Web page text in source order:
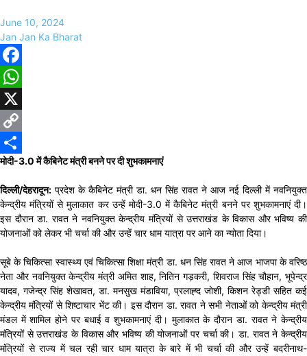
June 10, 2024
Jan Jan Ka Bharat
Facebook
WhatsApp
X
Copy
Link
Share
मोदी-3.0 में कैबिनेट मंत्री बनने पर दी शुभकामनाएं
दिल्ली/देहरादून: प्रदेश के कैबिनेट मंत्री डा. धन सिंह रावत ने आज नई दिल्ली में नवनियुक्त
केन्द्रीय मंत्रियों से मुलाकात कर उन्हें मोदी-3.0 में कैबिनेट मंत्री बनने पर शुभकामनाएं दी।
इस दौरान डा. रावत ने नवनियुक्त केन्द्रीय मंत्रियों से उत्तराखंड के विकास और भविष्य की
योजनाओं को लेकर भी चर्चा की और उन्हें चार धाम यात्रा पर आने का न्योता दिया।
सूबे के चिकित्सा स्वास्थ्य एवं चिकित्सा शिक्षा मंत्री डा. धन सिंह रावत ने आज भाजपा के वरिष्ठ
नेता और नवनियुक्त केन्द्रीय मंत्री अमित शाह, नितिन गड़करी, शिवराज सिंह चौहान, भूपेन्द्र
यादव, गजेन्द्र सिंह शेखावत, डा. मनसुख मंडाविया, प्रलाह्द जोशी, किशन रेड्डी सहित कई
केन्द्रीय मंत्रियों से शिष्टाचार भेंट की। इस दौरान डा. रावत ने सभी नेताओं को केन्द्रीय मंत्री
मंडल में शामिल होने पर बधाई व शुभकामनाएं दी। मुलाकात के दौरान डा. रावत ने केन्द्रीय
मंत्रियों से उत्तराखंड के विकास और भविष्य की योजनाओं पर चर्चा की। डा. रावत ने केन्द्रीय
मंत्रियों से राज्य में चल रही चार धाम यात्रा के बारे में भी चर्चा की और उन्हें बदरीनाथ-